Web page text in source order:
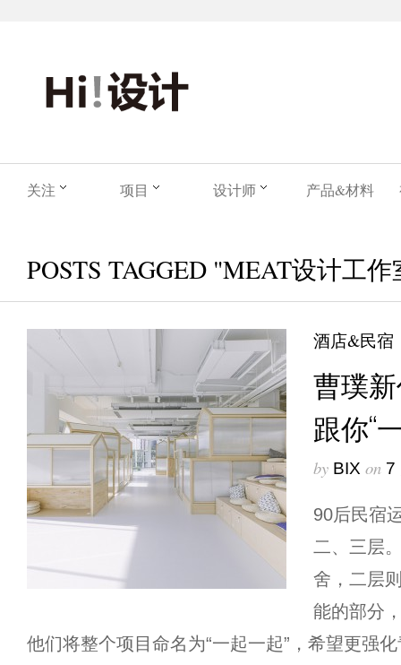
关注 项目 设计师 产品&材料
POSTS TAGGED "MEAT设计工
酒店&民宿
曹璞
跟你“
by BIX on 7
90后民宿
二、三层
舍，二层
能的部分
他们将整个项目命名为“一起一起”，希望更强